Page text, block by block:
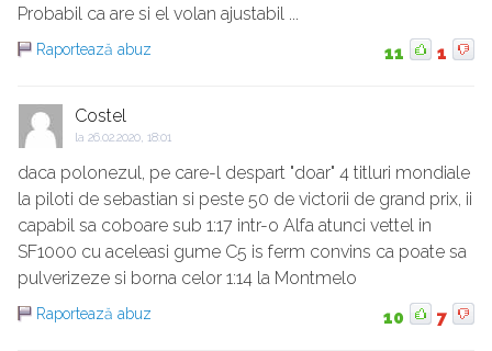
Probabil ca are si el volan ajustabil ...
Raportează abuz 11 1
Costel
la 26.02.2020, 18:01
daca polonezul, pe care-l despart "doar" 4 titluri mondiale
la piloti de sebastian si peste 50 de victorii de grand prix, ii
capabil sa coboare sub 1:17 intr-o Alfa atunci vettel in
SF1000 cu aceleasi gume C5 is ferm convins ca poate sa
pulverizeze si borna celor 1:14 la Montmelo
Raportează abuz 10 7